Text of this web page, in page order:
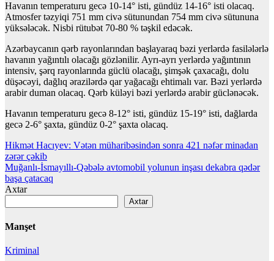
Havanın temperaturu gecə 10-14° isti, gündüz 14-16° isti olacaq.
Atmosfer təzyiqi 751 mm civə sütunundan 754 mm civə sütununa
yüksələcək. Nisbi rütubət 70-80 % təşkil edəcək.
Azərbaycanın qərb rayonlarından başlayaraq bəzi yerlərdə fasilələrlə
havanın yağıntılı olacağı gözlənilir. Ayrı-ayrı yerlərdə yağıntının
intensiv, şərq rayonlarında güclü olacağı, şimşək çaxacağı, dolu
düşəcəyi, dağlıq ərazilərdə qar yağacağı ehtimalı var. Bəzi yerlərdə
arabir duman olacaq. Qərb küləyi bəzi yerlərdə arabir güclənəcək.
Havanın temperaturu gecə 8-12° isti, gündüz 15-19° isti, dağlarda
gecə 2-6° şaxta, gündüz 0-2° şaxta olacaq.
Yazı
naviqasiyası
Hikmət Hacıyev: Vətən müharibəsindən sonra 421 nəfər minadan
zərər çəkib
Muğanlı-İsmayıllı-Qəbələ avtomobil yolunun inşası dekabra qədər
başa çatacaq
Axtar
Axtar
Manşet
Kriminal